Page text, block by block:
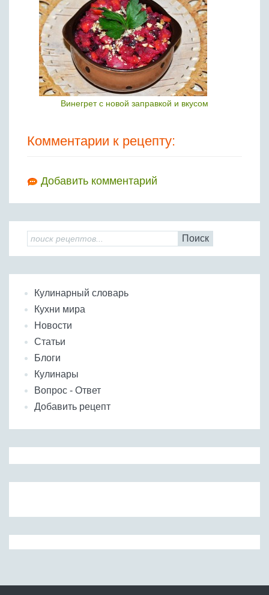
Винегрет с новой заправкой и вкусом
Комментарии к рецепту:
Добавить комментарий
Поиск
Кулинарный словарь
Кухни мира
Новости
Статьи
Блоги
Кулинары
Вопрос - Ответ
Добавить рецепт